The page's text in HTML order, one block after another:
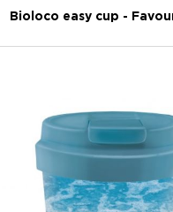
Bioloco easy cup -